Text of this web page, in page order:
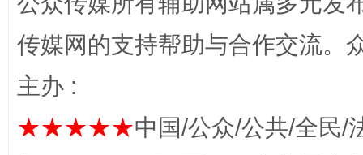
传媒网的支持帮助与合作交流。
主办 :
★★★★★中国/公众/公共/全民/